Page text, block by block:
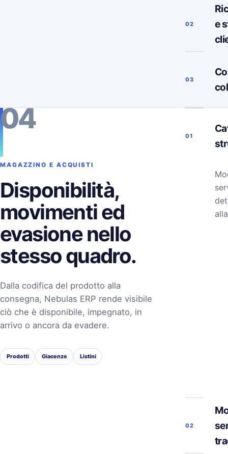
02
e
03
04
MAGAZZINO E ACQUISTI
Disponibilità,
movimenti ed
evasione nello
stesso quadro.
Dalla codifica del prodotto alla
consegna, Nebulas ERP rende visibile
ciò che è disponibile, impegnato, in
arrivo o ancora da evadere.
Prodotti Giacenze Listini
01
02